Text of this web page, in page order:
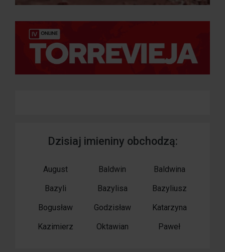
Dzisiaj imieniny obchodzą:
August Baldwin
Baldwina
Bazyli
Bazylisa
Bazyliusz
Bogusław
Godzisław
Katarzyna
Kazimierz
Oktawian Paweł